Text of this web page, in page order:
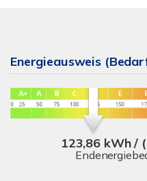
Energieausweis
123,86 kWh /